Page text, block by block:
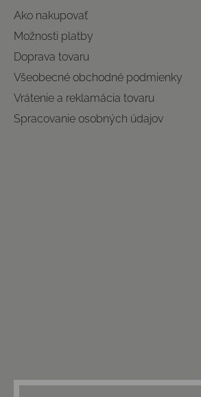
Ako nakupovať
Možnosti platby
Doprava tovaru
Všeobecné obchodné podmienky
Vrátenie a reklamácia tovaru
Spracovanie osobných údajov